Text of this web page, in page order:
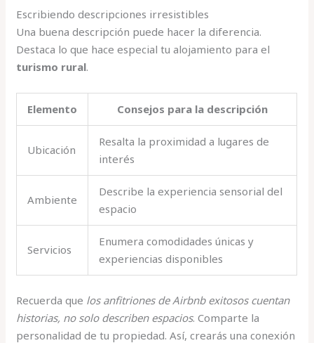
Escribiendo descripciones irresistibles
Una buena descripción puede hacer la diferencia.
Destaca lo que hace especial tu alojamiento para el
turismo rural.
Elemento Consejos para la descripción
Ubicación
Resalta la proximidad a lugares de
interés
Ambiente
Describe la experiencia sensorial del
espacio
Servicios
Enumera comodidades únicas y
experiencias disponibles
Recuerda que los anfitriones de Airbnb exitosos cuentan
historias, no solo describen espacios. Comparte la
personalidad de tu propiedad. Así, crearás una conexión